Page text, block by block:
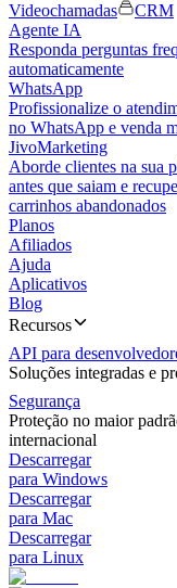
Videochamadas
CRM
Agente IA
Responda perguntas
automaticamente
WhatsApp
Profissionalize o
no WhatsApp e venda
JivoMarketing
Aborde clientes na sua
antes que saiam e
carrinhos abandonados
Planos
Afiliados
Ajuda
Aplicativos
Blog
Recursos
API para
Soluções integradas e
Segurança
Proteção no maior
internacional
Descarregar
para Windows
Descarregar
para Mac
Descarregar
para Linux